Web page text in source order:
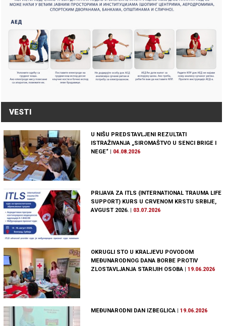
VESTI
U NIŠU PREDSTAVLJENI REZULTATI
ISTRAŽIVANJA „SIROMAŠTVO U SENCI BRIGE I
NEGE“ | 04.08.2026
PRIJAVA ZA ITLS (INTERNATIONAL TRAUMA LIFE
SUPPORT) KURS U CRVENOM KRSTU SRBIJE,
AVGUST 2026.
03.07.2026
OKRUGLI STO U KRALJEVU POVODOM
MEĐUNARODNOG DANA BORBE PROTIV
ZLOSTAVLJANJA STARIJIH OSOBA |19.06.2026
MEĐUNARODNI DAN IZBEGLICA |19.06.2026